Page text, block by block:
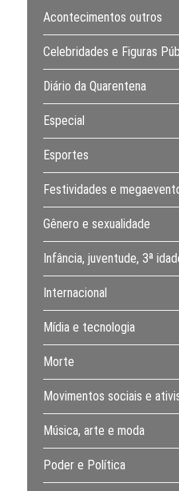
Acontecimentos outros
Celebridades e Figuras
Diário da Quarentena
Especial
Esportes
Festividades e
Gênero e sexualidade
Infância, juventude, 3ª
Internacional
Mídia e tecnologia
Morte
Movimentos sociais e
Música, arte e moda
Poder e Política